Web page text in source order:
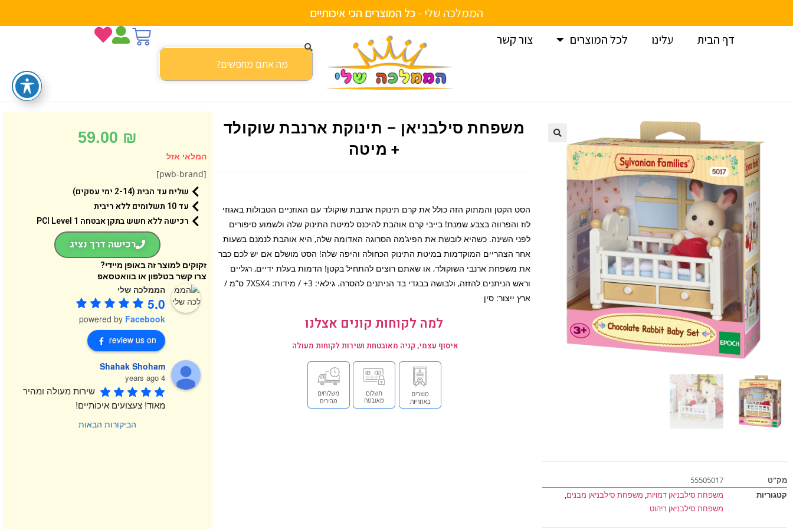
הממלכה שלי -כלהמוצריםהכיאיכותיים
דף הבית
עלינו לכל המוצרים צור קשר
מק"ט
55505017
קטגוריות
משפחת סילבניאן דמויות, משפחת סילבניאן מבנים,
משפחת סילבניאן ריהוט
משפחת סילבניאן – תינוקת ארנבת שוקולד
+ מיטה
הסט הקטן והמתוק הזה כולל את קרם תינוקת ארנבת שוקולד עם האוזניים הטבולות באגוזי
לוז והפרווה בצבע שמנת! בייבי קרם אוהבת להיכנס למיטת התינוק שלה ולשמוע סיפורים
לפני השינה. כשהיא לובשת את הפיג’מה הסרוגה האדומה שלה, היא אוהבת לנמנם בשעות
אחר הצהריים המוקדמות במיטת התינוק הכחולה והיפה שלה! הסט מושלם אם יש לכם כבר
את משפחת ארנבי השוקולד, או שאתם רוצים להתחיל בקטן! הדמות בעלת ידיים, רגליים
וראש הניתנים להזזה, ולבושה בבגדי בד הניתנים להסרה. גילאי: 3+ / מידות: 7X5X4 ס”מ /
ארץ ייצור: סין
למה לקוחות קונים אצלנו
איסוף עצמי, קניה מאובטחת ושירות לקוחות מעולה
59.00 ₪
המלאי אזל
[pwb-brand]
שליח עד הבית (2-14 ימי עסקים)
עד 10 תשלומים ללא ריבית
רכישה ללא חשש בתקן אבטחה 1 PCI Level
רכישה דרך נציג
זקוקים למוצר זה באופן מיידי?
צרו קשר בטלפון או בוואטסאפ
הממלכה שלי
5.0
powered by Facebook
review us on
Shahak Shoham
4 years ago
מאוד! צעצועים איכותיים!
הביקורות הבאות